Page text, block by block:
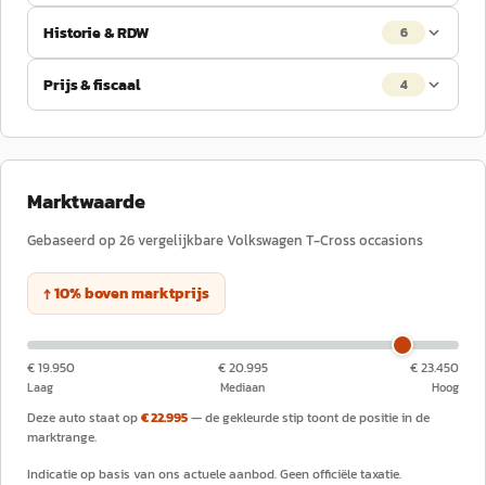
Historie & RDW 6
Prijs & fiscaal 4
Marktwaarde
Gebaseerd op 26vergelijkbareVolkswagen T-Crossoccasions
↑10%bovenmarktprijs
€ 19.950
Laag
€ 20.995
Mediaan
€ 23.450
Hoog
Deze auto staat op€ 22.995— de gekleurde stip toont de positie in de
marktrange.
Indicatie op basis van ons actuele aanbod. Geen officiële taxatie.